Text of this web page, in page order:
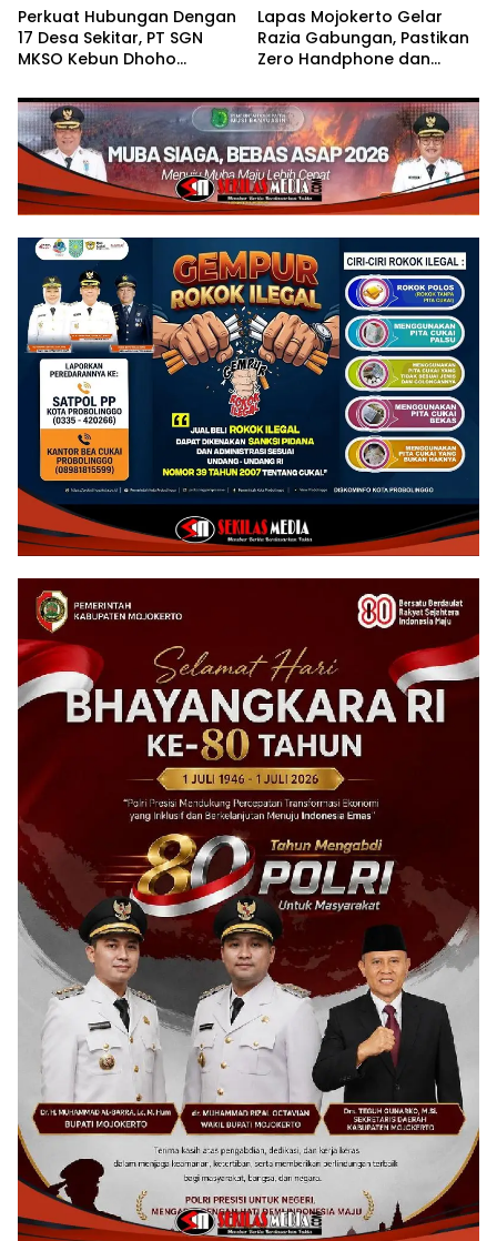
Perkuat Hubungan Dengan
17 Desa Sekitar, PT SGN
MKSO Kebun Dhoho
Gula
Lapas Mojokerto Gelar
Razia Gabungan, Pastikan
Zero Handphone dan